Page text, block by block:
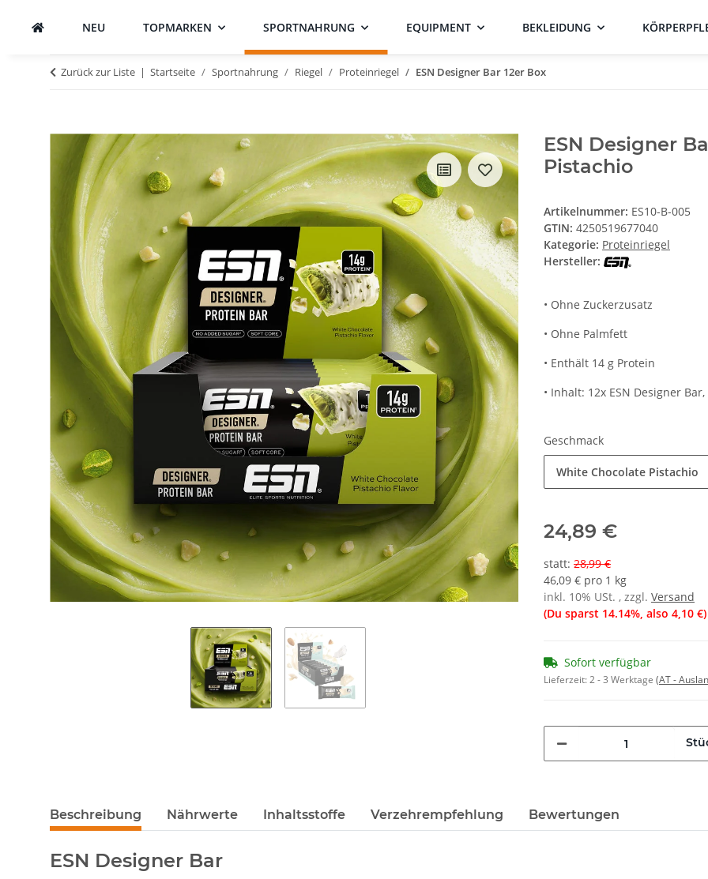
NEU TOPMARKEN SPORTNAHRUNG EQUIPMENT BEKLEIDUNG
Zurück zur Liste Startseite Sportnahrung Riegel Proteinriegel ESN Designer Bar 12er Box
ESN Designer
Pistachio
Artikelnummer: ES10-B-005
GTIN: 4250519677040
Kategorie: Proteinriegel
Hersteller:
• Ohne Zuckerzusatz
• Ohne Palmfett
• Enthält 14 g Protein
• Inhalt: 12x ESN Designer
Geschmack
White Chocolate Pistachio
24,89 €
statt: 28,99 €
46,09 € pro 1 kg
inkl. 10% USt. , zzgl. Versand
(Du sparst 14.14%, also 4,10 €)
Sofort verfügbar
Lieferzeit:2 - 3 Werktage (AT -
Beschreibung Nährwerte Inhaltsstoffe Verzehrempfehlung Bewertungen
ESN Designer Bar